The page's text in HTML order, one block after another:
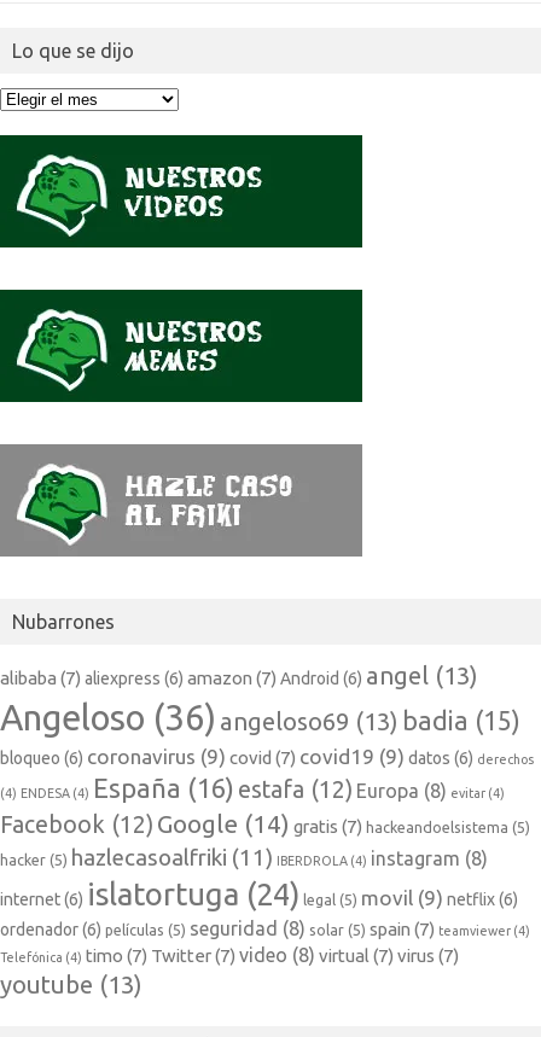
Lo que se dijo
Lo
Nubarrones
alibaba (7) aliexpress (6) amazon (7) Android (6) angel (13)
Angeloso (36) angeloso69 (13) badia (15)
bloqueo (6) coronavirus (9) covid (7) covid19 (9) datos (6) derechos
(4) ENDESA (4) España (16) estafa (12) Europa (8) evitar (4)
Facebook (12) Google (14) gratis (7) hackeandoelsistema (5)
hacker (5) hazlecasoalfriki (11) IBERDROLA (4) instagram (8)
internet(6) islatortuga (24) legal (5) movil (9) netflix(6)
ordenador(6) películas (5) seguridad (8) solar (5) spain (7) teamviewer (4)
Telefónica (4) timo (7) Twitter(7) video (8) virtual (7) virus (7)
youtube (13)